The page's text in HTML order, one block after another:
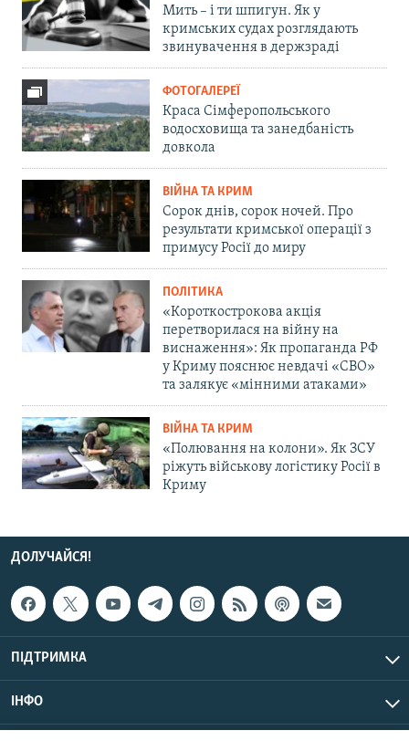
Мить – і ти шпигун. Як у
кримських судах розглядають
звинувачення в держзраді
ФОТОГАЛЕРЕЇ
Краса Сімферопольського
водосховища та занедбаність
довкола
ВІЙНА ТА КРИМ
Сорок днів, сорок ночей. Про
результати кримської операції з
примусу Росії до миру
ПОЛІТИКА
«Короткострокова акція
перетворилася на війну на
виснаження»: Як пропаганда РФ
у Криму пояснює невдачі «СВО»
та залякує «мінними атаками»
ВІЙНА ТА КРИМ
«Полювання на колони». Як ЗСУ
ріжуть військову логістику Росії в
Криму
ДОЛУЧАЙСЯ!
ПІДТРИМКА
ІНФО